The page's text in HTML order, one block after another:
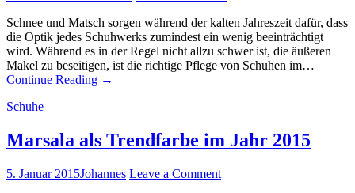
Schnee und Matsch sorgen während der kalten Jahreszeit dafür, dass
die Optik jedes Schuhwerks zumindest ein wenig beeinträchtigt
wird. Während es in der Regel nicht allzu schwer ist, die äußeren
Makel zu beseitigen, ist die richtige Pflege von Schuhen im…
Continue Reading →
Schuhe
Marsala als Trendfarbe im Jahr 2015
5. Januar 2015Johannes Leave a Comment